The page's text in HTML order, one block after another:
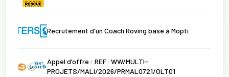
Recrutement d'un Coach Roving basé à Mopti
Appel d'offre : REF: WW/MULTI-
PROJETS/MALI/2026/PRMAL0721/OLT01